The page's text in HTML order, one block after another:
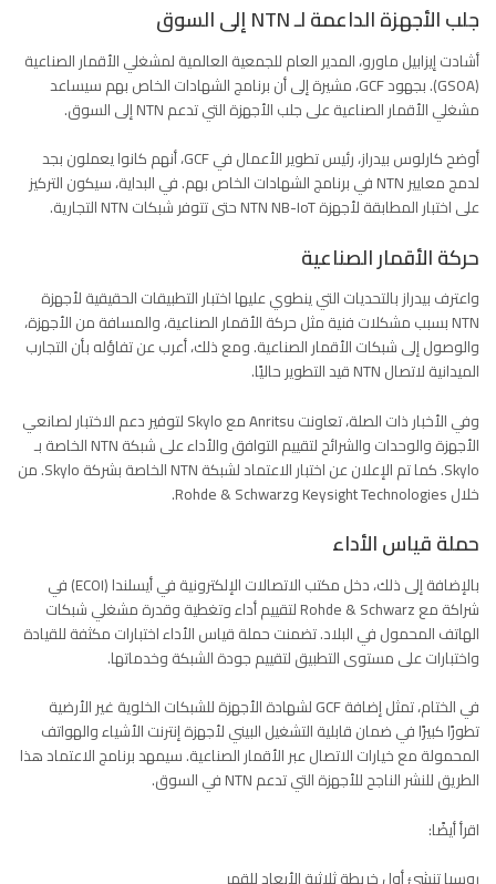
جلب الأجهزة الداعمة لـ NTN إلى السوق
أشادت إيزابيل ماورو، المدير العام للجمعية العالمية لمشغلي الأقمار الصناعية
(GSOA). بجهود GCF، مشيرة إلى أن برنامج الشهادات الخاص بهم سيساعد
مشغلي الأقمار الصناعية على جلب الأجهزة التي تدعم NTN إلى السوق.
أوضح كارلوس بيدراز، رئيس تطوير الأعمال في GCF، أنهم كانوا يعملون بجد
لدمج معايير NTN في برنامج الشهادات الخاص بهم. في البداية، سيكون التركيز
على اختبار المطابقة لأجهزة NTN NB-IoT حتى تتوفر شبكات NTN التجارية.
حركة الأقمار الصناعية
واعترف بيدراز بالتحديات التي ينطوي عليها اختبار التطبيقات الحقيقية لأجهزة
NTN بسبب مشكلات فنية مثل حركة الأقمار الصناعية، والمسافة من الأجهزة،
والوصول إلى شبكات الأقمار الصناعية. ومع ذلك، أعرب عن تفاؤله بأن التجارب
الميدانية لاتصال NTN قيد التطوير حاليًا.
وفي الأخبار ذات الصلة، تعاونت Anritsu مع Skylo لتوفير دعم الاختبار لصانعي
الأجهزة والوحدات والشرائح لتقييم التوافق والأداء على شبكة NTN الخاصة بـ
Skylo. كما تم الإعلان عن اختبار الاعتماد لشبكة NTN الخاصة بشركة Skylo. من
خلال Keysight Technologies وRohde & Schwarz.
حملة قياس الأداء
بالإضافة إلى ذلك، دخل مكتب الاتصالات الإلكترونية في أيسلندا (ECOI) في
شراكة مع Rohde & Schwarz لتقييم أداء وتغطية وقدرة مشغلي شبكات
الهاتف المحمول في البلاد. تضمنت حملة قياس الأداء اختبارات مكثفة للقيادة
واختبارات على مستوى التطبيق لتقييم جودة الشبكة وخدماتها.
في الختام، تمثل إضافة GCF لشهادة الأجهزة للشبكات الخلوية غير الأرضية
تطورًا كبيرًا في ضمان قابلية التشغيل البيني لأجهزة إنترنت الأشياء والهواتف
المحمولة مع خيارات الاتصال عبر الأقمار الصناعية. سيمهد برنامج الاعتماد هذا
الطريق للنشر الناجح للأجهزة التي تدعم NTN في السوق.
اقرأ أيضًا: